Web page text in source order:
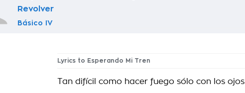
Revolver
Básico IV
Lyrics to Esperando Mi Tren
Tan difícil como hacer fuego sólo con los ojos